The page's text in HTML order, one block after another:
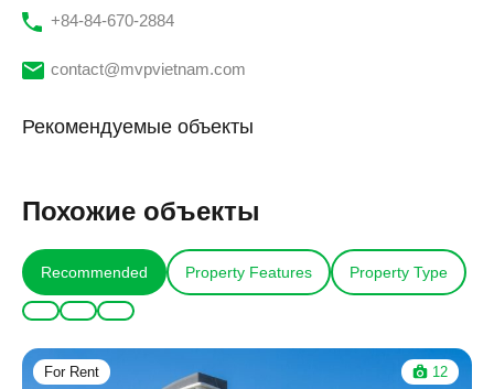
‭+84-84-670-2884‬
contact@mvpvietnam.com
Рекомендуемые объекты
Похожие объекты
Recommended Property Features Property Type
For Rent 12